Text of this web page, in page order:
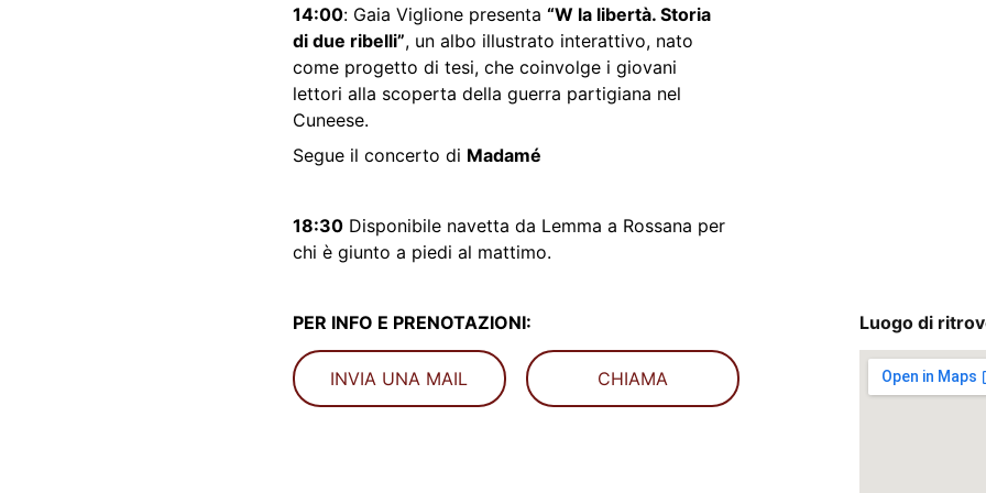
14:00: Gaia Viglione presenta “W la libertà. Storia
di due ribelli”, un albo illustrato interattivo, nato
come progetto di tesi, che coinvolge i giovani
lettori alla scoperta della guerra partigiana nel
Cuneese.
Segue il concerto di Madamé
18:30 Disponibile navetta da Lemma a Rossana per
chi è giunto a piedi al mattimo.
PER INFO E PRENOTAZIONI: Luogo di
INVIA UNA MAIL CHIAMA